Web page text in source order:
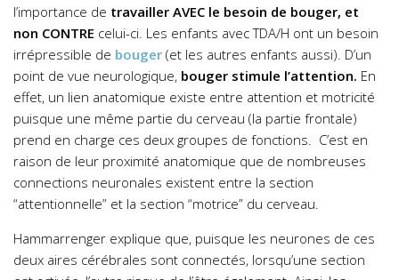
l’importance de travailler AVEC le besoin de bouger, et
non CONTRE celui-ci. Les enfants avec TDA/H ont un besoin
irrépressible de bouger (et les autres enfants aussi). D’un
point de vue neurologique, bouger stimule l’attention. En
effet, un lien anatomique existe entre attention et motricité
puisque une même partie du cerveau (la partie frontale)
prend en charge ces deux groupes de fonctions. C’est en
raison de leur proximité anatomique que de nombreuses
connections neuronales existent entre la section
“attentionnelle” et la section “motrice” du cerveau.
Hammarrenger explique que, puisque les neurones de ces
deux aires cérébrales sont connectés, lorsqu’une section